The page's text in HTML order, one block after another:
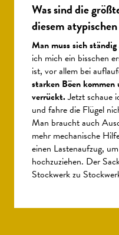
Was sind die
diesem
Man muss sich ständig
ich mich ein bisschen
ist, vor allem bei
starken Böen
verrückt.Jetzt schaue
und fahre die Flügel
Man braucht auch
mehr mechanische
einen Lastenaufzug,
hochzuziehen. Der
Stockwerk zu